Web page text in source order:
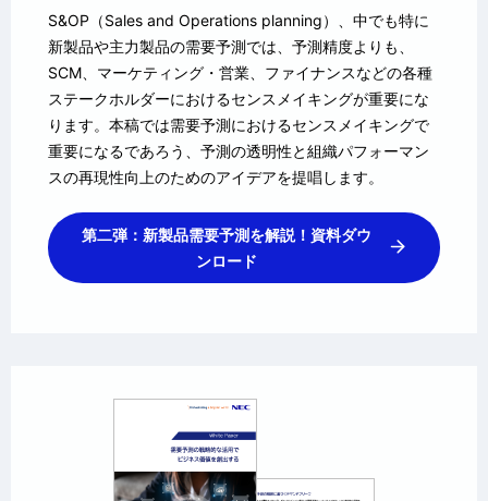
S&OP（Sales and Operations planning）、中でも特に
新製品や主力製品の需要予測では、予測精度よりも、
SCM、マーケティング・営業、ファイナンスなどの各種
ステークホルダーにおけるセンスメイキングが重要にな
ります。本稿では需要予測におけるセンスメイキングで
重要になるであろう、予測の透明性と組織パフォーマン
スの再現性向上のためのアイデアを提唱します。
第二弾：新製品需要予測を解説！資料ダウ
ンロード